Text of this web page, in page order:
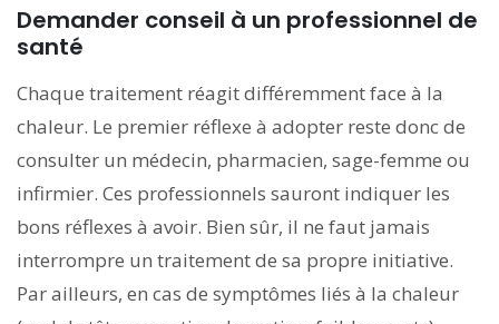
Demander conseil à un professionnel de
santé
Chaque traitement réagit différemment face à la
chaleur. Le premier réflexe à adopter reste donc de
consulter un médecin, pharmacien, sage-femme ou
infirmier. Ces professionnels sauront indiquer les
bons réflexes à avoir. Bien sûr, il ne faut jamais
interrompre un traitement de sa propre initiative.
Par ailleurs, en cas de symptômes liés à la chaleur